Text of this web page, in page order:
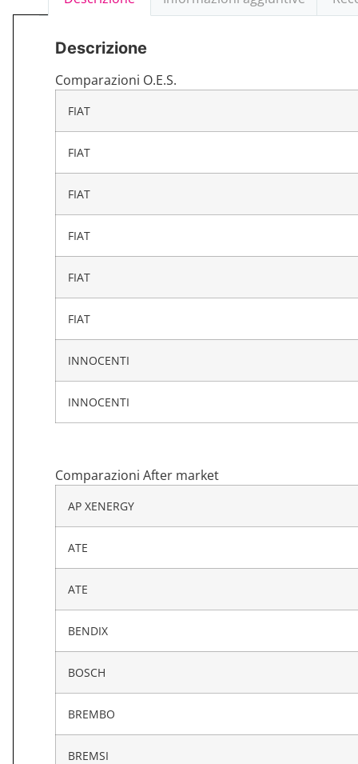
Descrizione
Comparazioni O.E.S.
FIAT
FIAT
FIAT
FIAT
FIAT
FIAT
INNOCENTI
INNOCENTI
Comparazioni After market
AP XENERGY
ATE
ATE
BENDIX
BOSCH
BREMBO
BREMSI